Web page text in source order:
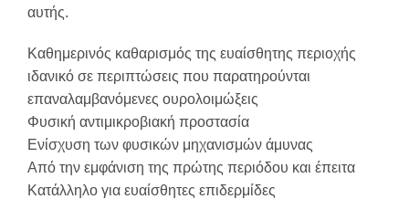
αυτής.
Καθημερινός καθαρισμός της ευαίσθητης περιοχής
ιδανικό σε περιπτώσεις που παρατηρούνται
επαναλαμβανόμενες ουρολοιμώξεις
Φυσική αντιμικροβιακή προστασία
Ενίσχυση των φυσικών μηχανισμών άμυνας
Από την εμφάνιση της πρώτης περιόδου και έπειτα
Κατάλληλο για ευαίσθητες επιδερμίδες